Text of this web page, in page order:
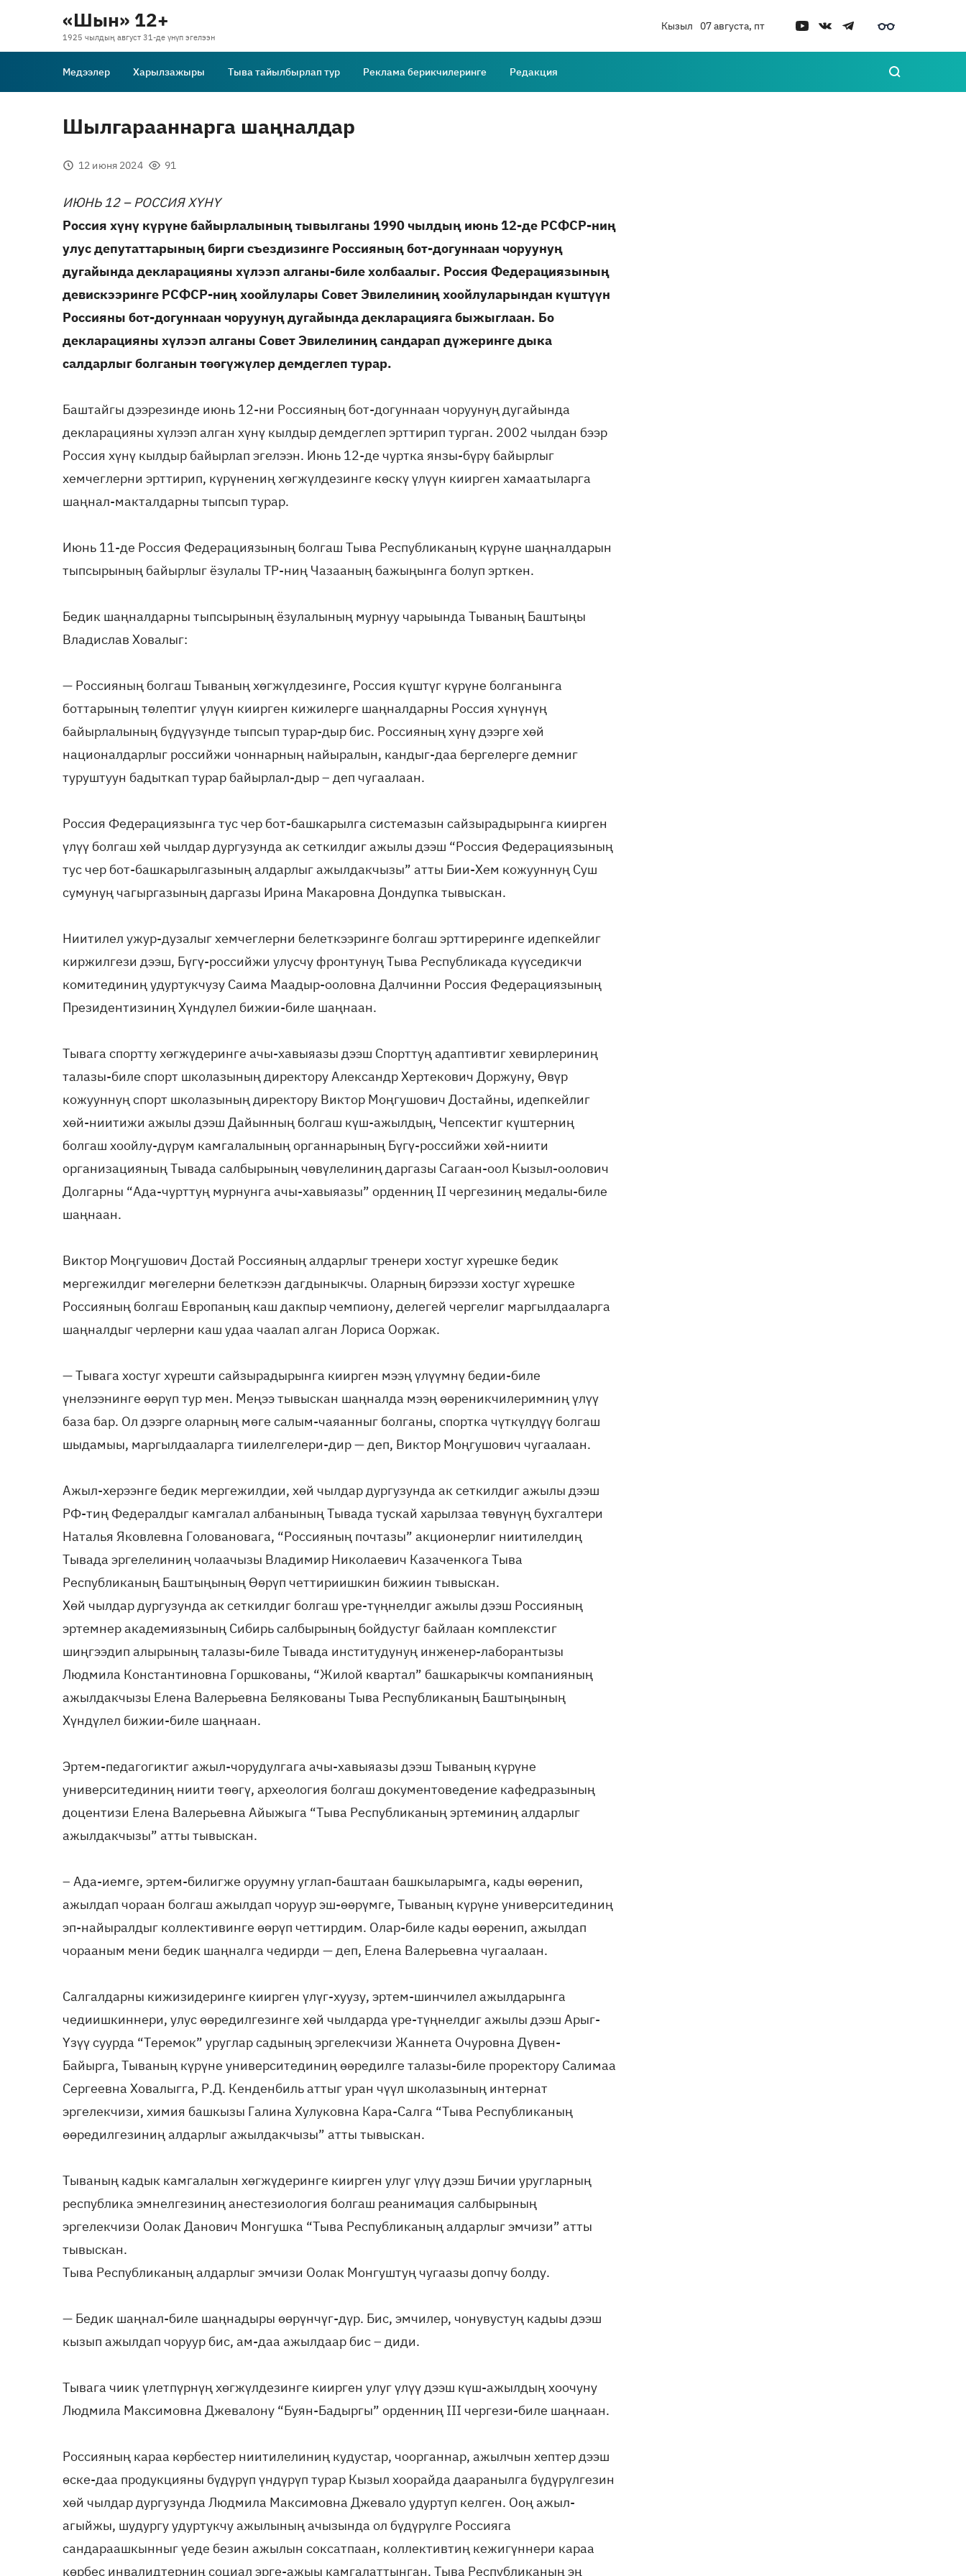
«Шын» 12+
1925 чылдың август 31-де үнүп эгелээн
Кызыл 07 августа, пт
Медээлер Харылзажыры Тыва тайылбырлап тур Реклама берикчилеринге Редакция
Шылгарааннарга шаңналдар
12 июня 2024 91
ИЮНЬ 12 – РОССИЯ ХҮНҮ
Россия хүнү күрүне байырлалының тывылганы 1990 чылдың июнь 12-де РСФСР-ниң
улус депутаттарының бирги съездизинге Россияның бот-догуннаан чоруунуң
дугайында декларацияны хүлээп алганы-биле холбаалыг. Россия Федерациязының
девискээринге РСФСР-ниң хоойлулары Совет Эвилелиниң хоойлуларындан күштүүн
Россияны бот-догуннаан чоруунуң дугайында декларацияга быжыглаан. Бо
декларацияны хүлээп алганы Совет Эвилелиниң сандарап дүжеринге дыка
салдарлыг болганын төөгүжүлер демдеглеп турар.
Баштайгы дээрезинде июнь 12-ни Россияның бот-догуннаан чоруунуң дугайында
декларацияны хүлээп алган хүнү кылдыр демдеглеп эрттирип турган. 2002 чылдан бээр
Россия хүнү кылдыр байырлап эгелээн. Июнь 12-де чуртка янзы-бүрү байырлыг
хемчеглерни эрттирип, күрүнениң хөгжүлдезинге көскү үлүүн киирген хамаатыларга
шаңнал-макталдарны тыпсып турар.
Июнь 11-де Россия Федерациязының болгаш Тыва Республиканың күрүне шаңналдарын
тыпсырының байырлыг ёзулалы ТР-ниң Чазааның бажыңынга болуп эрткен.
Бедик шаңналдарны тыпсырының ёзулалының мурнуу чарыында Тываның Баштыңы
Владислав Ховалыг:
— Россияның болгаш Тываның хөгжүлдезинге, Россия күштүг күрүне болганынга
боттарының төлептиг үлүүн киирген кижилерге шаңналдарны Россия хүнүнүң
байырлалының бүдүүзүнде тыпсып турар-дыр бис. Россияның хүнү дээрге хөй
националдарлыг российжи чоннарның найыралын, кандыг-даа бергелерге демниг
туруштуун бадыткап турар байырлал-дыр – деп чугаалаан.
Россия Федерациязынга тус чер бот-башкарылга системазын сайзырадырынга киирген
үлүү болгаш хөй чылдар дургузунда ак сеткилдиг ажылы дээш “Россия Федерациязының
тус чер бот-башкарылгазының алдарлыг ажылдакчызы” атты Бии-Хем кожууннуң Суш
сумунуң чагыргазының даргазы Ирина Макаровна Дондупка тывыскан.
Ниитилел ужур-дузалыг хемчеглерни белеткээринге болгаш эрттиреринге идепкейлиг
киржилгези дээш, Бүгү-российжи улусчу фронтунуң Тыва Республикада күүседикчи
комитединиң удуртукчузу Саима Маадыр-ооловна Далчинни Россия Федерациязының
Президентизиниң Хүндүлел бижии-биле шаңнаан.
Тывага спортту хөгжүдеринге ачы-хавыяазы дээш Спорттуң адаптивтиг хевирлериниң
талазы-биле спорт школазының директору Александр Хертекович Доржуну, Өвүр
кожууннуң спорт школазының директору Виктор Моңгушович Достайны, идепкейлиг
хөй-ниитижи ажылы дээш Дайынның болгаш күш-ажылдың, Чепсектиг күштерниң
болгаш хоойлу-дүрүм камгалалының органнарының Бүгү-российжи хөй-ниити
организацияның Тывада салбырының чөвүлелиниң даргазы Сагаан-оол Кызыл-оолович
Долгарны “Ада-чурттуң мурнунга ачы-хавыяазы” орденниң II чергезиниң медалы-биле
шаңнаан.
Виктор Моңгушович Достай Россияның алдарлыг тренери хостуг хүрешке бедик
мергежилдиг мөгелерни белеткээн дагдыныкчы. Оларның бирээзи хостуг хүрешке
Россияның болгаш Европаның каш дакпыр чемпиону, делегей чергелиг маргылдааларга
шаңналдыг черлерни каш удаа чаалап алган Лориса Ооржак.
— Тывага хостуг хүрешти сайзырадырынга киирген мээң үлүүмнү бедии-биле
үнелээнинге өөрүп тур мен. Меңээ тывыскан шаңналда мээң өөреникчилеримниң үлүү
база бар. Ол дээрге оларның мөге салым-чаяанныг болганы, спортка чүткүлдүү болгаш
шыдамыы, маргылдааларга тиилелгелери-дир — деп, Виктор Моңгушович чугаалаан.
Ажыл-херээнге бедик мергежилдии, хөй чылдар дургузунда ак сеткилдиг ажылы дээш
РФ-тиң Федералдыг камгалал албанының Тывада тускай харылзаа төвүнүң бухгалтери
Наталья Яковлевна Головановага, “Россияның почтазы” акционерлиг ниитилелдиң
Тывада эргелелиниң чолаачызы Владимир Николаевич Казаченкога Тыва
Республиканың Баштыңының Өөрүп четтириишкин бижиин тывыскан.
Хөй чылдар дургузунда ак сеткилдиг болгаш үре-түңнелдиг ажылы дээш Россияның
эртемнер академиязының Сибирь салбырының бойдустуг байлаан комплекстиг
шиңгээдип алырының талазы-биле Тывада институдунуң инженер-лаборантызы
Людмила Константиновна Горшкованы, “Жилой квартал” башкарыкчы компанияның
ажылдакчызы Елена Валерьевна Белякованы Тыва Республиканың Баштыңының
Хүндүлел бижии-биле шаңнаан.
Эртем-педагогиктиг ажыл-чорудулгага ачы-хавыяазы дээш Тываның күрүне
университединиң ниити төөгү, археология болгаш документоведение кафедразының
доцентизи Елена Валерьевна Айыжыга “Тыва Республиканың эртеминиң алдарлыг
ажылдакчызы” атты тывыскан.
– Ада-иемге, эртем-билигже оруумну углап-баштаан башкыларымга, кады өөренип,
ажылдап чораан болгаш ажылдап чоруур эш-өөрүмге, Тываның күрүне университединиң
эп-найыралдыг коллективинге өөрүп четтирдим. Олар-биле кады өөренип, ажылдап
чорааным мени бедик шаңналга чедирди — деп, Елена Валерьевна чугаалаан.
Салгалдарны кижизидеринге киирген үлүг-хуузу, эртем-шинчилел ажылдарынга
чедиишкиннери, улус өөредилгезинге хөй чылдарда үре-түңнелдиг ажылы дээш Арыг-
Үзүү суурда “Теремок” уруглар садының эргелекчизи Жаннета Очуровна Дүвен-
Байырга, Тываның күрүне университединиң өөредилге талазы-биле проректору Салимаа
Сергеевна Ховалыгга, Р.Д. Кенденбиль аттыг уран чүүл школазының интернат
эргелекчизи, химия башкызы Галина Хулуковна Кара-Салга “Тыва Республиканың
өөредилгезиниң алдарлыг ажылдакчызы” атты тывыскан.
Тываның кадык камгалалын хөгжүдеринге киирген улуг үлүү дээш Бичии уругларның
республика эмнелгезиниң анестезиология болгаш реанимация салбырының
эргелекчизи Оолак Данович Монгушка “Тыва Республиканың алдарлыг эмчизи” атты
тывыскан.
Тыва Республиканың алдарлыг эмчизи Оолак Монгуштуң чугаазы допчу болду.
— Бедик шаңнал-биле шаңнадыры өөрүнчүг-дүр. Бис, эмчилер, чонувустуң кадыы дээш
кызып ажылдап чоруур бис, ам-даа ажылдаар бис – диди.
Тывага чиик үлетпүрнүң хөгжүлдезинге киирген улуг үлүү дээш күш-ажылдың хоочуну
Людмила Максимовна Джевалону “Буян-Бадыргы” орденниң III чергези-биле шаңнаан.
Россияның караа көрбестер ниитилелиниң кудустар, чоорганнар, ажылчын хептер дээш
өске-даа продукцияны бүдүрүп үндүрүп турар Кызыл хоорайда дааранылга бүдүрүлгезин
хөй чылдар дургузунда Людмила Максимовна Джевало удуртуп келген. Ооң ажыл-
агыйжы, шудургу удуртукчу ажылының ачызында ол бүдүрүлге Россияга
сандараашкынныг үеде безин ажылын соксатпаан, коллективтиң кежигүннери караа
көрбес инвалидтерниң социал эрге-ажыы камгалаттынган. Тыва Республиканың эң